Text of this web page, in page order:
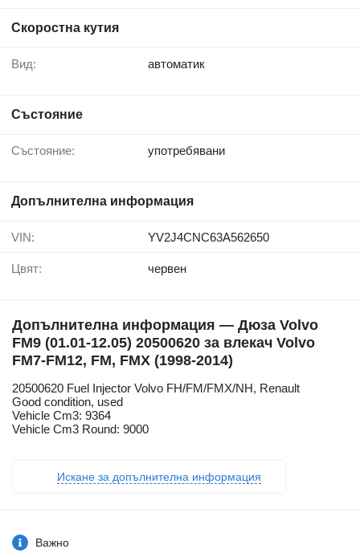
Скоростна кутия
Вид: автоматик
Състояние
Състояние: употребявани
Допълнителна информация
VIN: YV2J4CNC63A562650
Цвят: червен
Допълнителна информация — Дюза Volvo
FM9 (01.01-12.05) 20500620 за влекач Volvo
FM7-FM12, FM, FMX (1998-2014)
20500620 Fuel Injector Volvo FH/FM/FMX/NH, Renault
Good condition, used
Vehicle Cm3: 9364
Vehicle Cm3 Round: 9000
Искане за допълнителна информация
Важно